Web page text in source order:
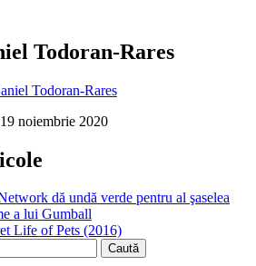
Todoran-Rares
Todoran-Rares
19 noiembrie 2020
dă undă verde pentru al şaselea
a lui Gumball
Life of Pets (2016)